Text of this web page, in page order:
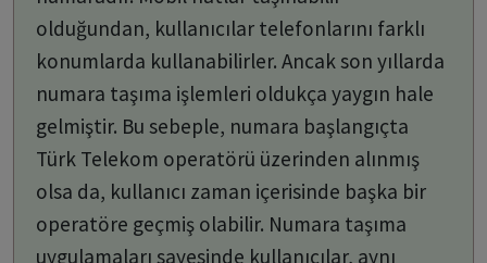
olduğundan, kullanıcılar telefonlarını farklı
konumlarda kullanabilirler. Ancak son yıllarda
numara taşıma işlemleri oldukça yaygın hale
gelmiştir. Bu sebeple, numara başlangıçta
Türk Telekom operatörü üzerinden alınmış
olsa da, kullanıcı zaman içerisinde başka bir
operatöre geçmiş olabilir. Numara taşıma
uygulamaları sayesinde kullanıcılar, aynı